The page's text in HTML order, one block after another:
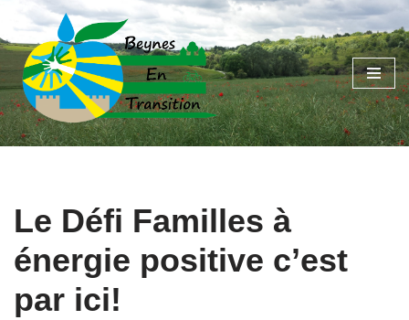
Aller
au
contenu
Le Défi Familles à
énergie positive c’est
par ici!